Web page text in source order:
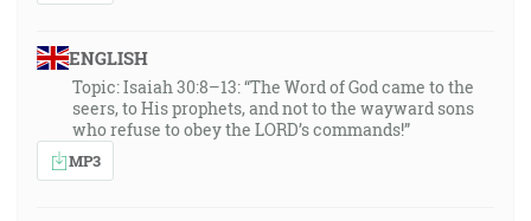
ENGLISH
Topic: Isaiah 30:8–13: “The Word of God came to the
seers, to His prophets, and not to the wayward sons
who refuse to obey the LORD’s commands!”
MP3